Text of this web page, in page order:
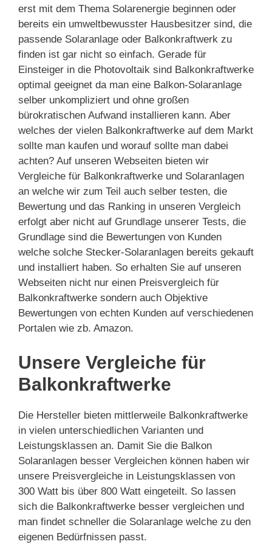
erst mit dem Thema Solarenergie beginnen oder
bereits ein umweltbewusster Hausbesitzer sind, die
passende Solaranlage oder Balkonkraftwerk zu
finden ist gar nicht so einfach. Gerade für
Einsteiger in die Photovoltaik sind Balkonkraftwerke
optimal geeignet da man eine Balkon-Solaranlage
selber unkompliziert und ohne großen
bürokratischen Aufwand installieren kann. Aber
welches der vielen Balkonkraftwerke auf dem Markt
sollte man kaufen und worauf sollte man dabei
achten? Auf unseren Webseiten bieten wir
Vergleiche für Balkonkraftwerke und Solaranlagen
an welche wir zum Teil auch selber testen, die
Bewertung und das Ranking in unseren Vergleich
erfolgt aber nicht auf Grundlage unserer Tests, die
Grundlage sind die Bewertungen von Kunden
welche solche Stecker-Solaranlagen bereits gekauft
und installiert haben. So erhalten Sie auf unseren
Webseiten nicht nur einen Preisvergleich für
Balkonkraftwerke sondern auch Objektive
Bewertungen von echten Kunden auf verschiedenen
Portalen wie zb. Amazon.
Unsere Vergleiche für
Balkonkraftwerke
Die Hersteller bieten mittlerweile Balkonkraftwerke
in vielen unterschiedlichen Varianten und
Leistungsklassen an. Damit Sie die Balkon
Solaranlagen besser Vergleichen können haben wir
unsere Preisvergleiche in Leistungsklassen von
300 Watt bis über 800 Watt eingeteilt. So lassen
sich die Balkonkraftwerke besser vergleichen und
man findet schneller die Solaranlage welche zu den
eigenen Bedürfnissen passt.